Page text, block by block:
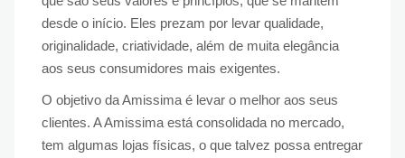
desde o início. Eles prezam por levar qualidade,
originalidade, criatividade, além de muita elegância
aos seus consumidores mais exigentes.
O objetivo da Amissima é levar o melhor aos seus
clientes. A Amissima está consolidada no mercado,
tem algumas lojas físicas, o que talvez possa entregar